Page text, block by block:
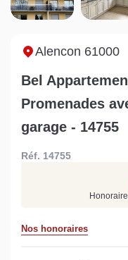
Sarthe pour booster sa
vente
Rapide et
en quelques
Estimer mon
Alencon 61000
Bel
Promenades
garage - 14755
Réf. 14755
Nos honoraires